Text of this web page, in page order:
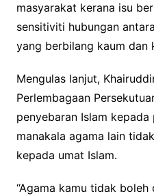
masyarakat kerana isu
sensitiviti hubungan
yang berbilang kaum dan
Mengulas lanjut,
Perlembagaan
penyebaran Islam
manakala agama lain
kepada umat Islam.
“Agama kamu tidak boleh